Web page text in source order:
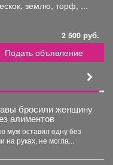
землю, торф, ...
2 500 руб.
Подать объявление
бросили женщину
алиментов
муж оставил одну без
на руках, не могла...